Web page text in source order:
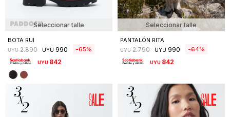
Seleccionar talle
BOTA RUI
UYU 2.890 UYU 990 65
UYU 842
Seleccionar talle
PANTALÓN RITA
UYU 2.790 UYU 990 64
UYU 842